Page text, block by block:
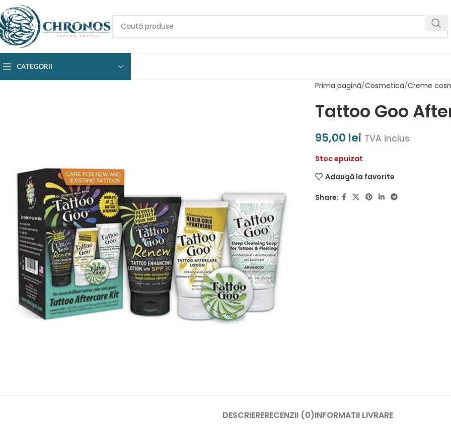
CATEGORII
Prima pagină Cosmetica Creme
Tattoo Goo
95,00 lei TVA inclus
Stoc epuizat
Adaugă la favorite
Share:
DESCRIERERECENZII (0)INFORMATII LIVRARE